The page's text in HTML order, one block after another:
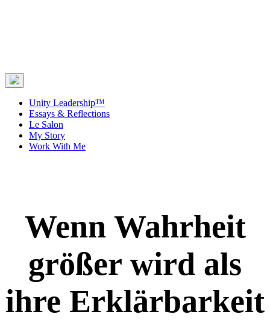
Unity Leadership™
Essays & Reflections
Le Salon
My Story
Work With Me
Wenn Wahrheit
größer wird als
ihre Erklärbarkeit